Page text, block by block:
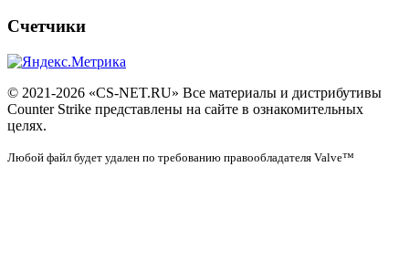
Счетчики
© 2021-2026 «CS-NET.RU» Все материалы и дистрибутивы
Counter Strike представлены на сайте в ознакомительных
целях.
Любой файл будет удален по требованию правообладателя Valve™